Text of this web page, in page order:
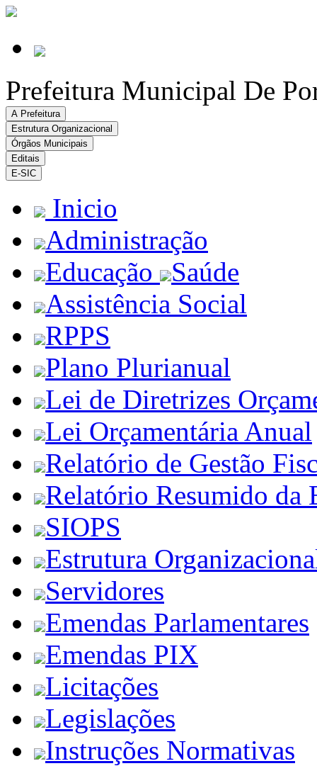
Prefeitura Municipal De
A Prefeitura
Estrutura Organizacional
Órgãos Municipais
Editais
E-SIC
Inicio
Administração
Educação
Saúde
Assistência Social
RPPS
Plano Plurianual
Lei de Diretrizes
Lei Orçamentária Anual
Relatório de Gestão
Relatório Resumido da
SIOPS
Estrutura
Servidores
Emendas Parlamentares
Emendas PIX
Licitações
Legislações
Instruções Normativas